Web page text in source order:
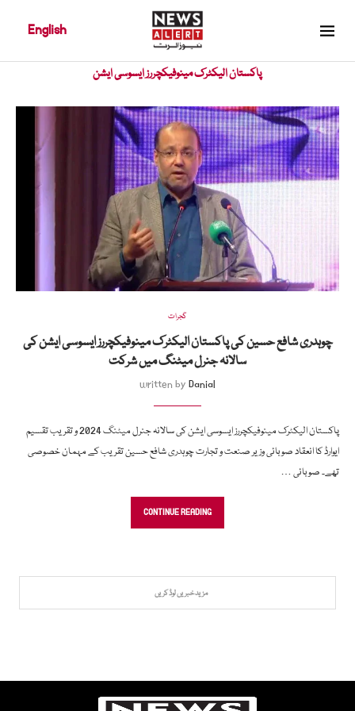
English
پاکستان الیکٹرک مینوفیکچررز ایسوسی ایشن
پاکستان الیکٹرک مینوفیکچررز ایسوسی ایشن
گجرات
چوہدری شافع حسین کی پاکستان الیکٹرک مینوفیکچررز ایسوسی ایشن کی
سالانہ جنرل میٹنگ میں شرکت
written by Danial
پاکستان الیکٹرک مینوفیکچررز ایسوسی ایشن کی سالانہ جنرل میٹنگ 2024 و تقریب تقسیم
ایوارڈ کا انعقاد صوبائی وزیر صنعت و تجارت چوہدری شافع حسین تقریب کے مہمان خصوصی
تھے۔ صوبائی …
CONTINUE READING
مزید خبریں لوڈ کریں